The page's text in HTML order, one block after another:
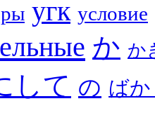
угк условие
か か
して の ば